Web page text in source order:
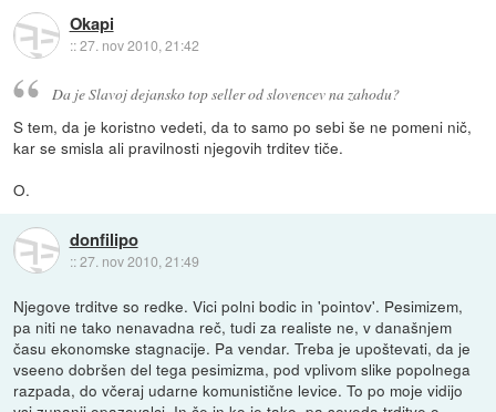
Okapi
::27. nov 2010, 21:42
Da je Slavoj dejansko top seller od slovencev na zahodu?
S tem, da je koristno vedeti, da to samo po sebi še ne pomeni nič,
kar se smisla ali pravilnosti njegovih trditev tiče.
O.
donfilipo
::27. nov 2010, 21:49
Njegove trditve so redke. Vici polni bodic in 'pointov'. Pesimizem,
pa niti ne tako nenavadna reč, tudi za realiste ne, v današnjem
času ekonomske stagnacije. Pa vendar. Treba je upoštevati, da je
vseeno dobršen del tega pesimizma, pod vplivom slike popolnega
razpada, do včeraj udarne komunistične levice. To po moje vidijo